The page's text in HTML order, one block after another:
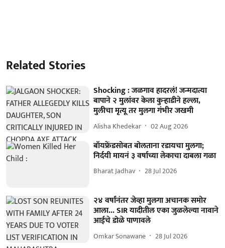
Related Stories
Shocking : जळगाव हादरलं! जन्मदात्या
बापाने २ मुलांवर केला कुऱ्हाडीने हल्ला,
मुलीचा मृत्यू तर मुलगा गंभीर जखमी
Alisha Khedekar 02 Aug 2026
बॉयफ्रेंडसोबत बोलताना रडायचा मुलगा;
निर्दयी मायनं ३ वर्षाच्या लेकाचा दाबला गळा
Bharat Jadhav 28 Jul 2026
२४ वर्षांनंतर जेव्हा मुलगा अचानक समोर
आला... SIR यादीतील एका जुळलेल्या नावाने
आईचे डोळे पाणावले
Omkar Sonawane 28 Jul 2026